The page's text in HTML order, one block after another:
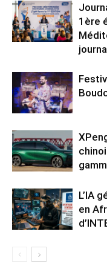
1ère
L’IA
en